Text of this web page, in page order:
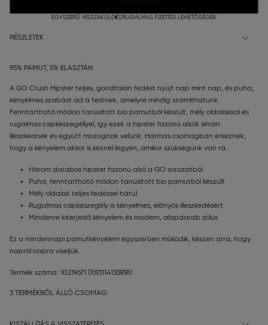
EGYSZERŰ VISSZAKÜLDÉSRUGALMAS FIZETÉSI LEHETŐSÉGEK
RÉSZLETEK
95% PAMUT, 5% ELASZTÁN
A GO Crush Hipster teljes, gondtalan fedést nyújt nap mint nap, és puha,
kényelmes szabást ad a testnek, amelyre mindig számíthatunk.
Fenntartható módon tanúsított bio pamutból készült, mély oldalakkal és
rugalmas csipkeszegéllyel, így ezek a hipster fazonú alsók simán
illeszkednek és együtt mozognak velünk. Hármas csomagban érkeznek,
hogy a kényelem akkor is kéznél legyen, amikor szükségünk van rá.
Három darabos hipster fazonú alsó a GO sorozatból
Puha, fenntartható módon tanúsított bio pamutból készült
Mély oldalak teljes fedéssel hátul
Rugalmas csipkeszegély a kényelmes, előnyös illeszkedésért
Mindenre kiterjedő kényelem és modern, alapdarab stílus
Ez a mindennapi pamutkényelem egyszerűen működik, készen arra, hogy
napról napra viseljük.
Termék száma: 10219671 (7613114135938)
3 TERMÉKBŐL ÁLLÓ CSOMAG